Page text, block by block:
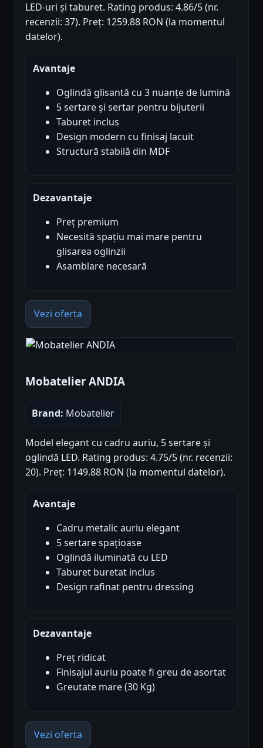
LED-uri și taburet. Rating produs: 4.86/5 (nr.
recenzii: 37). Preț: 1259.88 RON (la momentul
datelor).
Avantaje
Oglindă glisantă cu 3 nuanțe de lumină
5 sertare și sertar pentru bijuterii
Taburet inclus
Design modern cu finisaj lacuit
Structură stabilă din MDF
Dezavantaje
Preț premium
Necesită spațiu mai mare pentru
glisarea oglinzii
Asamblare necesară
Vezi oferta
Mobatelier ANDIA
Brand: Mobatelier
Model elegant cu cadru auriu, 5 sertare și
oglindă LED. Rating produs: 4.75/5 (nr. recenzii:
20). Preț: 1149.88 RON (la momentul datelor).
Avantaje
Cadru metalic auriu elegant
5 sertare spațioase
Oglindă iluminată cu LED
Taburet buretat inclus
Design rafinat pentru dressing
Dezavantaje
Preț ridicat
Finisajul auriu poate fi greu de asortat
Greutate mare (30 Kg)
Vezi oferta